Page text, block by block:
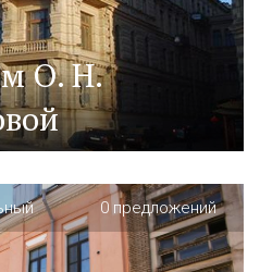
О. Н.
0 предложений